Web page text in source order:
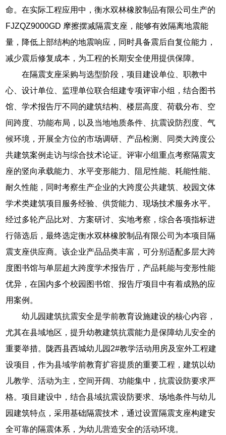
命。在实际工程应用中，衡水双林橡胶制品有限公司生产的
FJZQZ9000GD 摩擦摆减隔震支座，能够有效隔离地震能
量，降低上部结构的地震响应，同时具备震后自复位能力，
减少震后修复成本，为工程的长期安全使用提供保障。
在隔震支座采购与选型阶段，项目建设单位、职教中
心、设计单位、监理单位联合组建专项评审小组，结合图书
馆、学术报告厅不同的建筑结构、楼层高度、荷载分布、空
间跨度、功能布局，以及当地地质条件、抗震设防烈度、气
候环境，开展全方位的市场调研、产品检测、同类大跨度公
共建筑案例走访与综合技术论证。评审小组重点考察隔震支
座的竖向承载能力、水平变形能力、阻尼性能、耗能性能、
耐久性能，同时考察生产企业的大跨度公共建筑、校园文体
学术类建筑项目服务经验、供货能力、现场技术服务水平。
经过多轮产品比对、方案研讨、实地考察，综合各项指标进
行筛选后，最终选定衡水双林橡胶制品有限公司为本项目隔
震支座供应商。该企业产品品类丰富，可分别适配多层大跨
度图书馆与单层超大跨度学术报告厅，产品耗能与变形性能
优异，在国内多个校园图书馆、报告厅项目中有着成熟的应
用案例。
幼儿园建筑抗震安全是学前教育设施建设的核心内容，
尤其在县域地区，提升幼教建筑抗震能力是保障幼儿安全的
重要举措。陇西县西城幼儿园2#教学活动用房及室外工程建
设项目，作为县域学前教育扩容提质的重要工程，建筑以幼
儿教学、活动为主，空间开阔、功能集中，抗震设防要求严
格。项目建设中，结合县域抗震设防要求、场地条件与幼儿
园建筑特点，采用基础隔震技术，通过设置隔震支座构建安
全可靠的隔震体系，为幼儿营造安全的活动环境。